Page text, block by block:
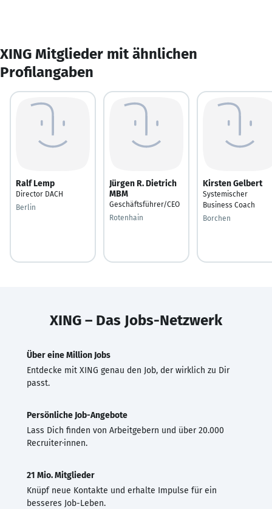
XING Mitglieder mit ähnlichen
Profilangaben
Ralf Lemp
Director DACH
Berlin
Jürgen R. Dietrich
MBM
Geschäftsführer/CEO
Rotenhain
Kirsten Gelbert
Systemischer
Business Coach
Borchen
XING – Das Jobs-Netzwerk
Über eine Million Jobs
Entdecke mit XING genau den Job, der wirklich zu Dir
passt.
Persönliche Job-Angebote
Lass Dich finden von Arbeitgebern und über 20.000
Recruiter·innen.
21 Mio. Mitglieder
Knüpf neue Kontakte und erhalte Impulse für ein
besseres Job-Leben.